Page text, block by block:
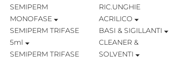
SEMIPERM
MONOFASE
SEMIPERM TRIFASE
5ml
SEMIPERM TRIFASE
RIC.UNGHIE
ACRILICO
BASI & SIGILLANTI
CLEANER &
SOLVENTI